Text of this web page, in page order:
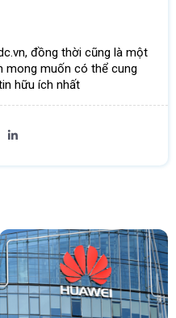
đồng thời cũng là một
mong muốn có thể cung
hữu ích nhất